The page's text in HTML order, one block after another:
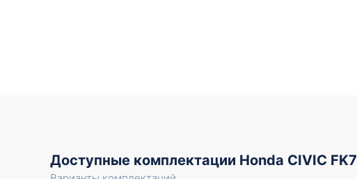
Доступные комплектации Honda CIVIC FK7